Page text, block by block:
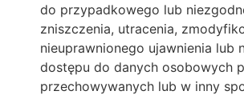
do przypadkowego lub
zniszczenia, utracenia,
nieuprawnionego ujawnienia lub
dostępu do danych osobowych
przechowywanych lub w inny